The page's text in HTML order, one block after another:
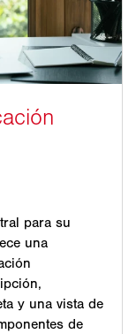
para su
una
y una vista de
de